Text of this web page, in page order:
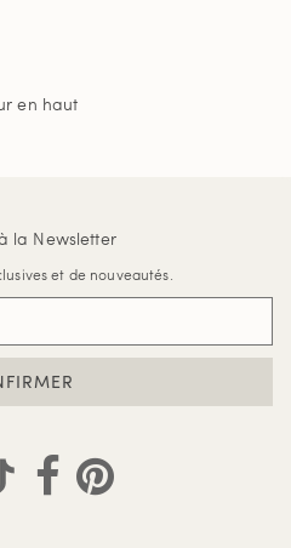
en haut
la Newsletter
et de nouveautés.